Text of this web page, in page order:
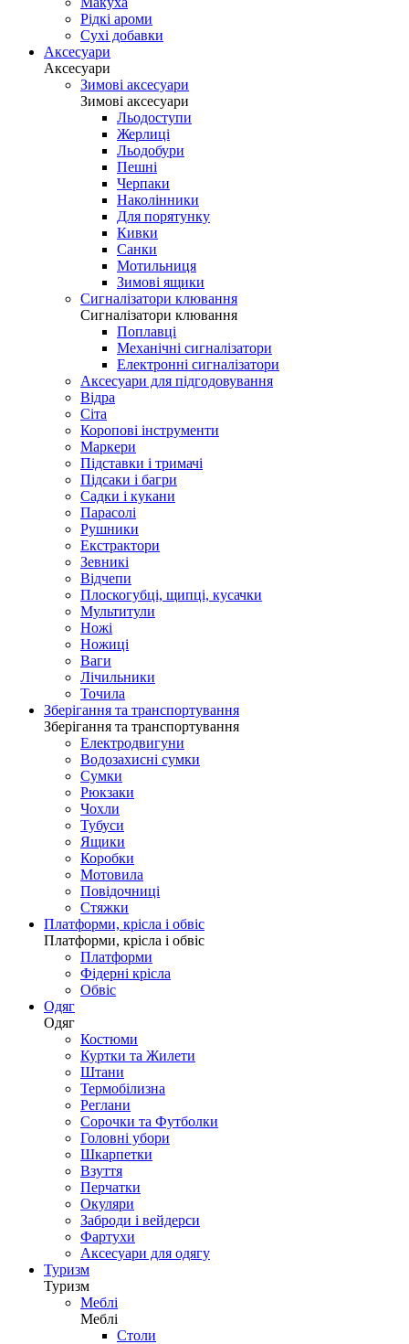
Рідкі ароми
Сухі добавки
Аксесуари
Аксесуари
Зимові аксесуари
Зимові аксесуари
Льодоступи
Жерлиці
Льодобури
Пешні
Черпаки
Наколінники
Для порятунку
Кивки
Санки
Мотильниця
Зимові ящики
Сигналізатори клювання
Сигналізатори клювання
Поплавці
Механічні сигналізатори
Електронні сигналізатори
Аксесуари для підгодовування
Відра
Сіта
Коропові інструменти
Маркери
Підставки і тримачі
Підсаки і багри
Садки і кукани
Парасолі
Рушники
Екстрактори
Зевникі
Відчепи
Плоскогубці, щипці, кусачки
Мультитули
Ножі
Ножиці
Ваги
Лічильники
Точила
Зберігання та транспортування
Зберігання та транспортування
Електродвигуни
Водозахисні сумки
Сумки
Рюкзаки
Чохли
Тубуси
Ящики
Коробки
Мотовила
Повідочниці
Стяжки
Платформи, крісла і обвіс
Платформи, крісла і обвіс
Платформи
Фідерні крісла
Обвіс
Одяг
Одяг
Костюми
Куртки та Жилети
Штани
Термобілизна
Реглани
Сорочки та Футболки
Головні убори
Шкарпетки
Взуття
Перчатки
Окуляри
Заброди і вейдерси
Фартухи
Аксесуари для одягу
Туризм
Туризм
Меблі
Меблі
Столи